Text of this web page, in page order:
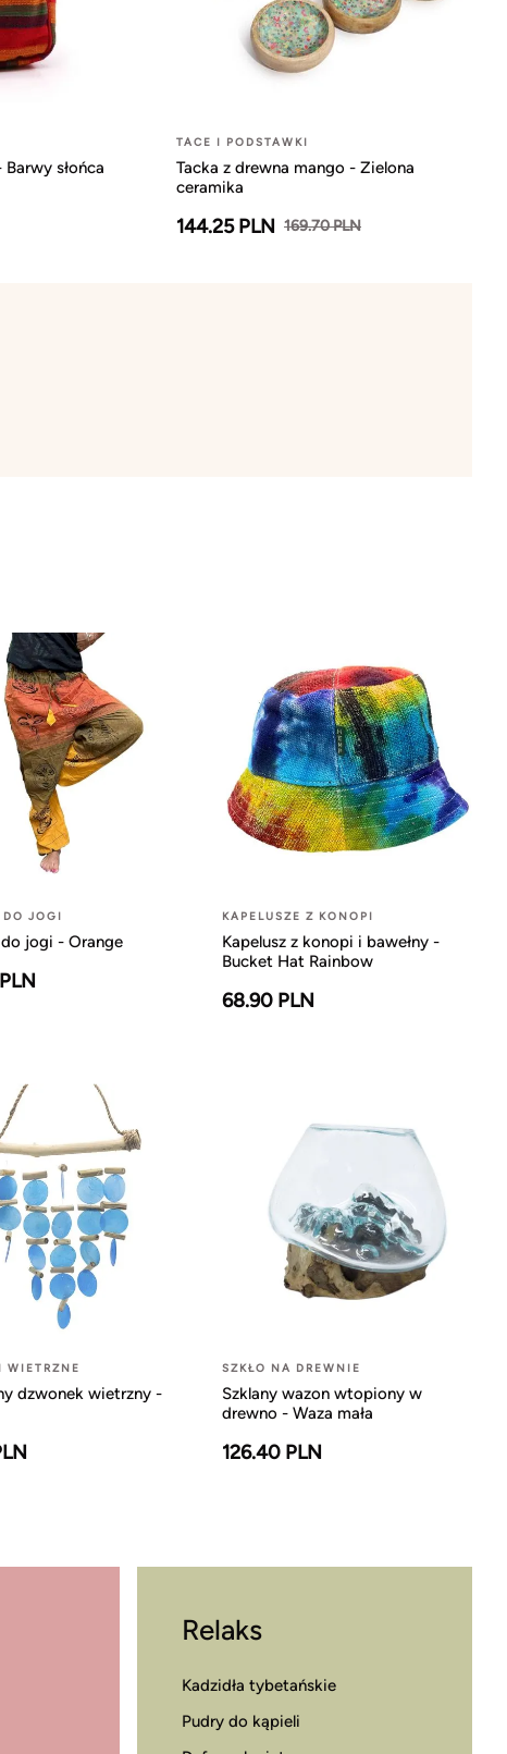
słońca
TACE I PODSTAWKI
Tacka z drewna mango - Zielona
ceramika
144.25 PLN 169.70 PLN
JOGI
jogi - Orange
KAPELUSZE Z KONOPI
Kapelusz z konopi i bawełny -
Bucket Hat Rainbow
68.90 PLN
WIETRZNE
dzwonek wietrzny -
SZKŁO NA DREWNIE
Szklany wazon wtopiony w
drewno - Waza mała
126.40 PLN
Relaks
Kadzidła tybetańskie
Pudry do kąpieli